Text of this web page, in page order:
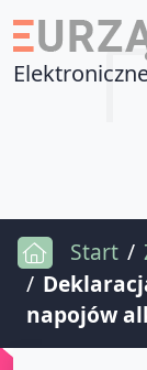
Start
napojów